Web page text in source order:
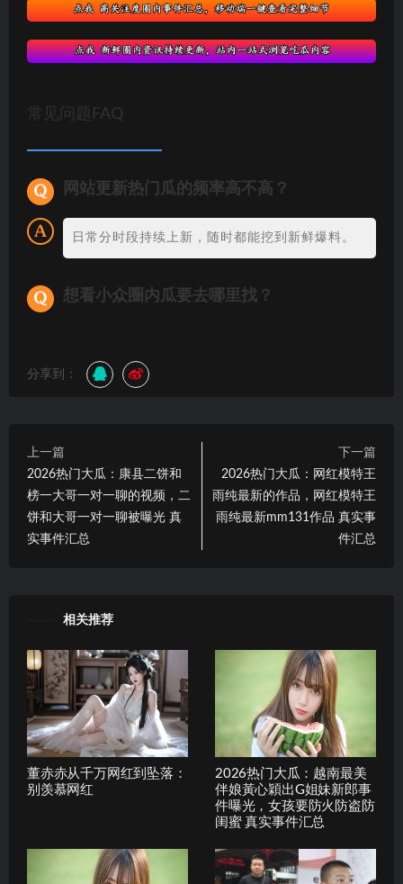
常见问题FAQ
网站更新热门瓜的频率高不高？
日常分时段持续上新，随时都能挖到新鲜爆料。
想看小众圈内瓜要去哪里找？
分享到：
上一篇
2026热门大瓜：康县二饼和
榜一大哥一对一聊的视频，二
饼和大哥一对一聊被曝光 真
实事件汇总
下一篇
2026热门大瓜：网红模特王
雨纯最新的作品，网红模特王
雨纯最新mm131作品 真实事
件汇总
相关推荐
董赤赤从千万网红到坠落：
别羡慕网红
2026热门大瓜：越南最美
伴娘黃心穎出G姐妹新郎事
件曝光，女孩要防火防盗防
闺蜜 真实事件汇总